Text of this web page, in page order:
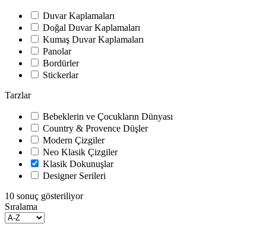
Duvar Kaplamaları
Doğal Duvar Kaplamaları
Kumaş Duvar Kaplamaları
Panolar
Bordürler
Stickerlar
Tarzlar
Bebeklerin ve Çocukların Dünyası
Country & Provence Düşler
Modern Çizgiler
Neo Klasik Çizgiler
Klasik Dokunuşlar
Designer Serileri
10 sonuç gösteriliyor
Sıralama